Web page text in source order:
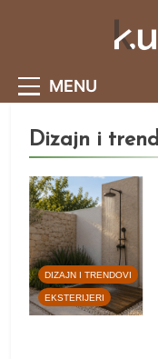
MENU
Dizajn i
DIZAJN I TRENDOVI
EKSTERIJERI